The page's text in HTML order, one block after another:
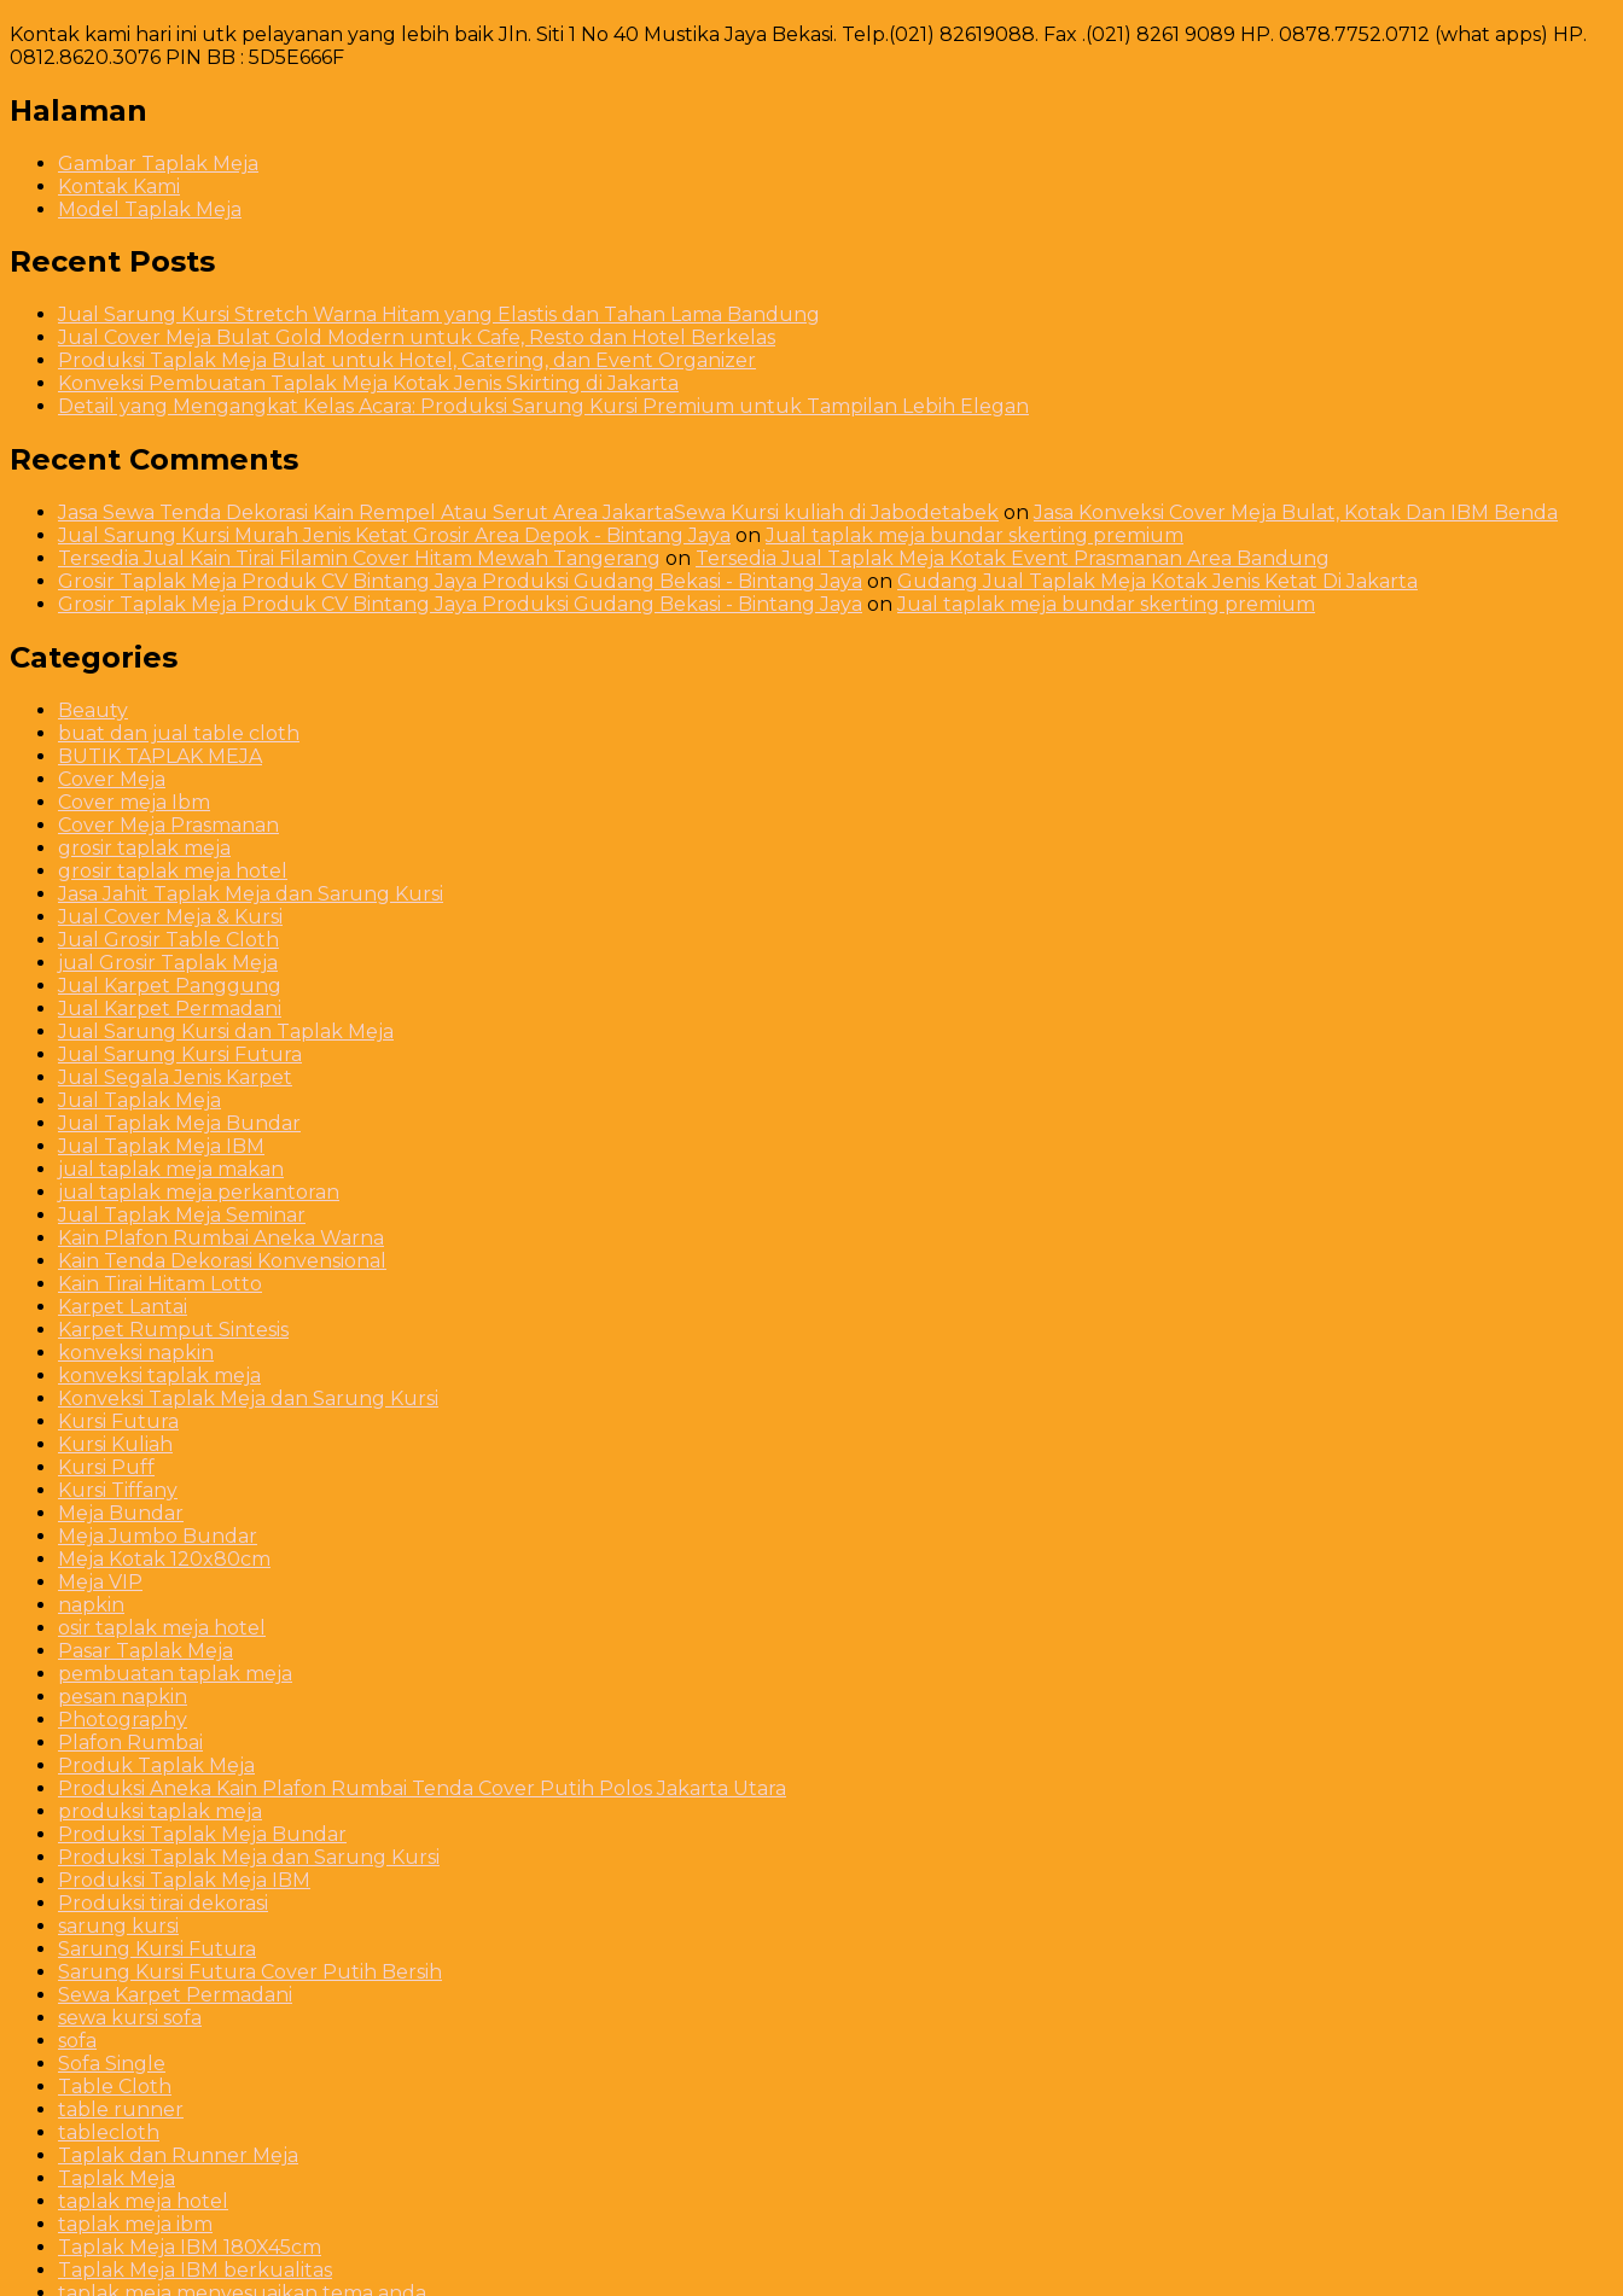
Kontak kami hari ini utk pelayanan yang lebih baik Jln. Siti 1 No 40 Mustika Jaya Bekasi. Telp.(021) 82619088. Fax .(021) 8261 9089 HP. 0878.7752.0712 (what apps) HP.
0812.8620.3076 PIN BB : 5D5E666F
Halaman
Gambar Taplak Meja
Kontak Kami
Model Taplak Meja
Recent Posts
Jual Sarung Kursi Stretch Warna Hitam yang Elastis dan Tahan Lama Bandung
Jual Cover Meja Bulat Gold Modern untuk Cafe, Resto dan Hotel Berkelas
Produksi Taplak Meja Bulat untuk Hotel, Catering, dan Event Organizer
Konveksi Pembuatan Taplak Meja Kotak Jenis Skirting di Jakarta
Detail yang Mengangkat Kelas Acara: Produksi Sarung Kursi Premium untuk Tampilan Lebih Elegan
Recent Comments
Jasa Sewa Tenda Dekorasi Kain Rempel Atau Serut Area JakartaSewa Kursi kuliah di Jabodetabek onJasa Konveksi Cover Meja Bulat, Kotak Dan IBM Benda
Jual Sarung Kursi Murah Jenis Ketat Grosir Area Depok - Bintang Jaya onJual taplak meja bundar skerting premium
Tersedia Jual Kain Tirai Filamin Cover Hitam Mewah Tangerang on Tersedia Jual Taplak Meja Kotak Event Prasmanan Area Bandung
Grosir Taplak Meja Produk CV Bintang Jaya Produksi Gudang Bekasi - Bintang Jaya on Gudang Jual Taplak Meja Kotak Jenis Ketat Di Jakarta
Grosir Taplak Meja Produk CV Bintang Jaya Produksi Gudang Bekasi - Bintang Jaya onJual taplak meja bundar skerting premium
Categories
Beauty
buat dan jual table cloth
BUTIK TAPLAK MEJA
Cover Meja
Cover meja Ibm
Cover Meja Prasmanan
grosir taplak meja
grosir taplak meja hotel
Jasa Jahit Taplak Meja dan Sarung Kursi
Jual Cover Meja & Kursi
Jual Grosir Table Cloth
jual Grosir Taplak Meja
Jual Karpet Panggung
Jual Karpet Permadani
Jual Sarung Kursi dan Taplak Meja
Jual Sarung Kursi Futura
Jual Segala Jenis Karpet
Jual Taplak Meja
Jual Taplak Meja Bundar
Jual Taplak Meja IBM
jual taplak meja makan
jual taplak meja perkantoran
Jual Taplak Meja Seminar
Kain Plafon Rumbai Aneka Warna
Kain Tenda Dekorasi Konvensional
Kain Tirai Hitam Lotto
Karpet Lantai
Karpet Rumput Sintesis
konveksi napkin
konveksi taplak meja
Konveksi Taplak Meja dan Sarung Kursi
Kursi Futura
Kursi Kuliah
Kursi Puff
Kursi Tiffany
Meja Bundar
Meja Jumbo Bundar
Meja Kotak 120x80cm
Meja VIP
napkin
osir taplak meja hotel
Pasar Taplak Meja
pembuatan taplak meja
pesan napkin
Photography
Plafon Rumbai
Produk Taplak Meja
Produksi Aneka Kain Plafon Rumbai Tenda Cover Putih Polos Jakarta Utara
produksi taplak meja
Produksi Taplak Meja Bundar
Produksi Taplak Meja dan Sarung Kursi
Produksi Taplak Meja IBM
Produksi tirai dekorasi
sarung kursi
Sarung Kursi Futura
Sarung Kursi Futura Cover Putih Bersih
Sewa Karpet Permadani
sewa kursi sofa
sofa
Sofa Single
Table Cloth
table runner
tablecloth
Taplak dan Runner Meja
Taplak Meja
taplak meja hotel
taplak meja ibm
Taplak Meja IBM 180X45cm
Taplak Meja IBM berkualitas